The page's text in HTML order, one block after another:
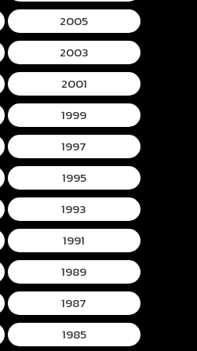
2005
2003
2001
1999
1997
1995
1993
1991
1989
1987
1985